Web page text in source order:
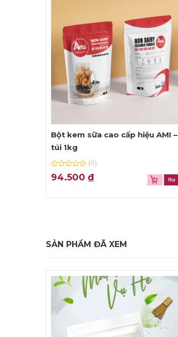
Bột kem sữa cao cấp hiệu AMI –
túi 1kg
0
out
5
(0)
94.500₫
SẢN PHẨM ĐÃ XEM